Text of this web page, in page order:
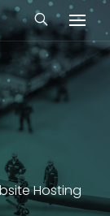
Hosting